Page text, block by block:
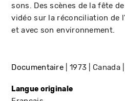
sons. Des scènes de la fête
vidéo sur la réconciliation de
et avec son environnement.
Documentaire 1973 Canada
Langue originale